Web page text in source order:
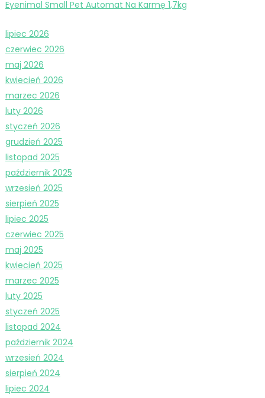
Eyenimal Small Pet Automat Na Karmę 1,7kg
lipiec 2026
czerwiec 2026
maj 2026
kwiecień 2026
marzec 2026
luty 2026
styczeń 2026
grudzień 2025
listopad 2025
październik 2025
wrzesień 2025
sierpień 2025
lipiec 2025
czerwiec 2025
maj 2025
kwiecień 2025
marzec 2025
luty 2025
styczeń 2025
listopad 2024
październik 2024
wrzesień 2024
sierpień 2024
lipiec 2024